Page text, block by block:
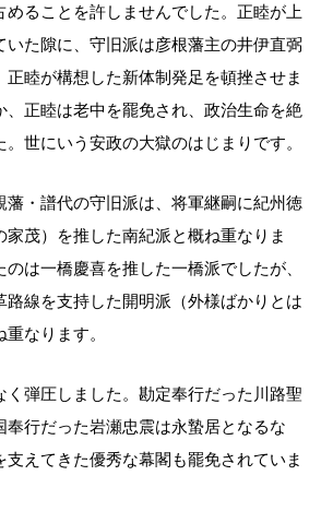
めることを許しませんでした。正睦が上
いた隙に、守旧派は彦根藩主の井伊直弼
正睦が構想した新体制発足を頓挫させま
、正睦は老中を罷免され、政治生命を絶
世にいう安政の大獄のはじまりです。
藩・譜代の守旧派は、将軍継嗣に紀州徳
家茂）を推した南紀派と概ね重なりま
は一橋慶喜を推した一橋派でしたが、
路線を支持した開明派（外様ばかりとは
なります。
く弾圧しました。勘定奉行だった川路聖
奉行だった岩瀬忠震は永蟄居となるな
支えてきた優秀な幕閣も罷免されていま